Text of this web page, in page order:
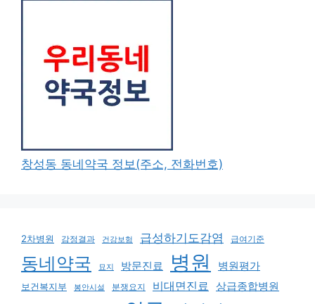
창성동 동네약국 정보(주소, 전화번호)
2차병원 감정결과 건강보험 급성하기도감염 급여기준
동네약국 묘지 방문진료 병원 병원평가
보건복지부 봉안시설 분쟁요지 비대면진료 상급종합병원